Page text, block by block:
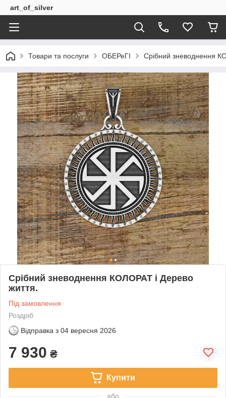
art_of_silver
Товари та послуги ОБЕРеГІ Срібний зневоднення
Срібний зневоднення КОЛОРАТ і Дерево
життя.
Під замовлення
Роздріб
Відправка з 04 вересня 2026
7 930 ₴
Купити
або